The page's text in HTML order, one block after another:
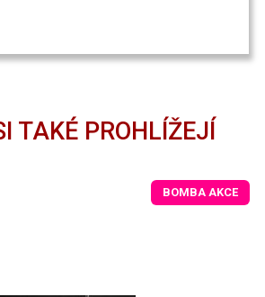
TAKÉ PROHLÍŽEJÍ
BOMBA AKCE